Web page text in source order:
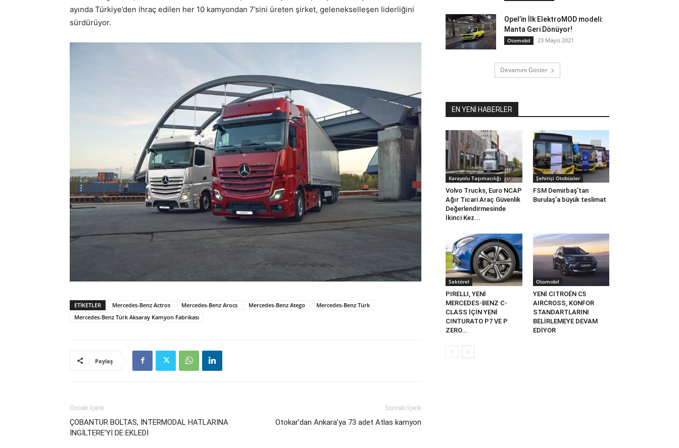
ayında Türkiye’den ihraç edilen her 10 kamyondan 7’sini üreten şirket, gelenekselleşen liderliğini
sürdürüyor.
ETIKETLER Mercedes-Benz Actros Mercedes-Benz Arocs Mercedes-Benz Atego
Mercedes-Benz Türk
Mercedes-Benz Türk Aksaray Kamyon Fabrikası
Paylaş
Önceki İçerik
ÇOBANTUR BOLTAS, İNTERMODAL HATLARINA
İNGİLTERE’Yİ DE EKLEDİ
Sonraki İçerik
Otokar’dan Ankara’ya 73 adet Atlas kamyon
Opel’in İlk ElektroMOD modeli:
Manta Geri Dönüyor!
Otomobil 23 Mayıs 2021
Devamını Göster
EN YENİ HABERLER
Karayolu Taşımacılığı
Volvo Trucks, Euro NCAP
Ağır Ticari Araç Güvenlik
Değerlendirmesinde
İkinci Kez...
Şehiriçi Otobüsler
FSM Demirbaş’tan
Burulaş’a büyük teslimat
Sektörel
PIRELLI, YENİ
MERCEDES-BENZ C-
CLASS İÇİN YENİ
CINTURATO P7 VE P
ZERO...
Otomobil
YENİ CITROËN C5
AIRCROSS, KONFOR
STANDARTLARINI
BELİRLEMEYE DEVAM
EDİYOR